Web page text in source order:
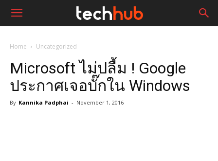
Home Uncategorized
Microsoft ไม่ปลื้ม ! Google
ประกาศเจอบั๊กใน Windows
By Kannika Padphai - November 1, 2016